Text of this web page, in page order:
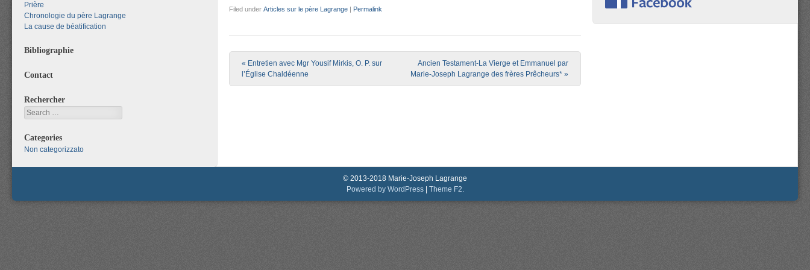
Filed under Articles sur le père Lagrange | Permalink
Post navigation
« Entretien avec Mgr Yousif Mirkis, O. P. sur
l’Église Chaldéenne
Ancien Testament-La Vierge et Emmanuel par
Marie-Joseph Lagrange des frères Prêcheurs* »
Prière
Chronologie du père Lagrange
La cause de béatification
Bibliographie
Contact
Rechercher
Search
Categories
Non categorizzato
© 2013-2018 Marie-Joseph Lagrange
Powered by WordPress | Theme F2.